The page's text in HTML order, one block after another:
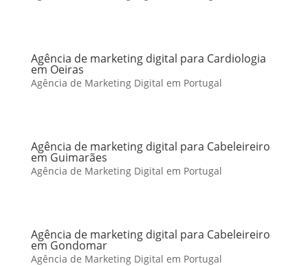
Agência de marketing digital para Cardiologia
em Oeiras
Agência de Marketing Digital em Portugal
Agência de marketing digital para Cabeleireiro
em Guimarães
Agência de Marketing Digital em Portugal
Agência de marketing digital para Cabeleireiro
em Gondomar
Agência de Marketing Digital em Portugal